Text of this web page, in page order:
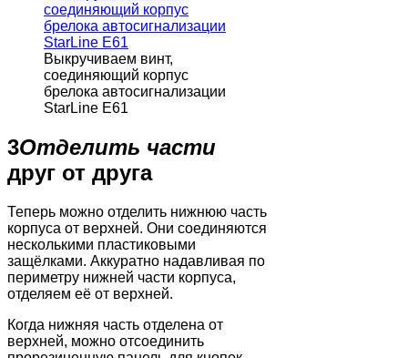
Выкручиваем винт,
соединяющий корпус
брелока автосигнализации
StarLine E61
3Отделить части
друг от друга
Теперь можно отделить нижнюю часть
корпуса от верхней. Они соединяются
несколькими пластиковыми
защёлками. Аккуратно надавливая по
периметру нижней части корпуса,
отделяем её от верхней.
Когда нижняя часть отделена от
верхней, можно отсоединить